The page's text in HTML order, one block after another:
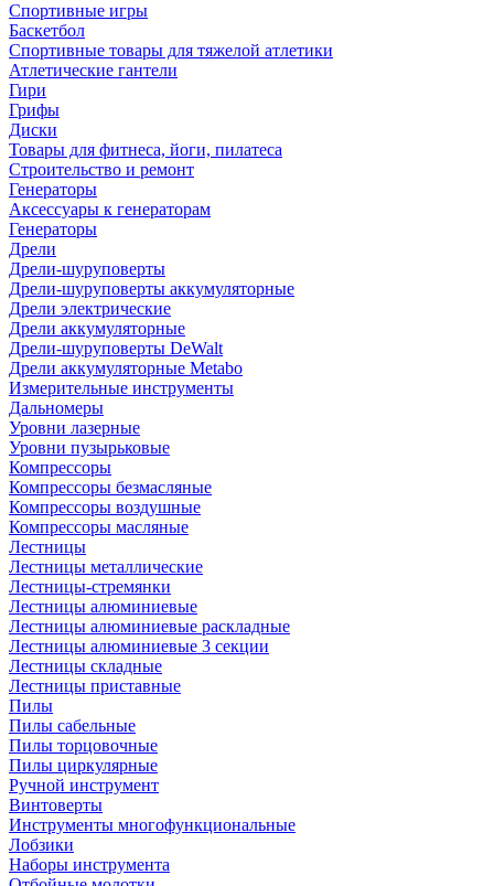
Спортивные игры
Баскетбол
Спортивные товары для тяжелой атлетики
Атлетические гантели
Гири
Грифы
Диски
Товары для фитнеса, йоги, пилатеса
Строительство и ремонт
Генераторы
Аксессуары к генераторам
Генераторы
Дрели
Дрели-шуруповерты
Дрели-шуруповерты аккумуляторные
Дрели электрические
Дрели аккумуляторные
Дрели-шуруповерты DeWalt
Дрели аккумуляторные Metabo
Измерительные инструменты
Дальномеры
Уровни лазерные
Уровни пузырьковые
Компрессоры
Компрессоры безмасляные
Компрессоры воздушные
Компрессоры масляные
Лестницы
Лестницы металлические
Лестницы-стремянки
Лестницы алюминиевые
Лестницы алюминиевые раскладные
Лестницы алюминиевые 3 секции
Лестницы складные
Лестницы приставные
Пилы
Пилы сабельные
Пилы торцовочные
Пилы циркулярные
Ручной инструмент
Винтоверты
Инструменты многофункциональные
Лобзики
Наборы инструмента